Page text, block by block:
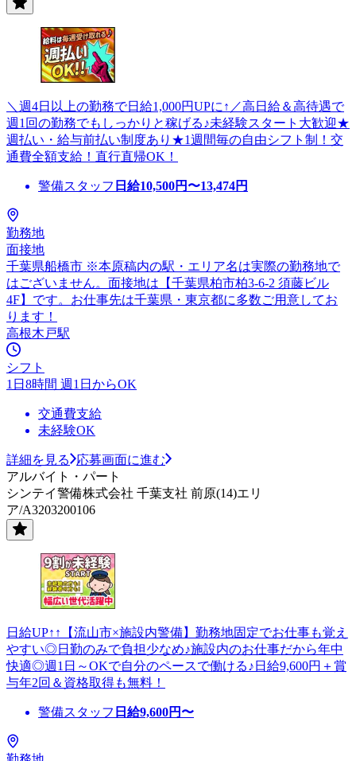
＼週4日以上の勤務で日給1,000円UPに↑／高日給＆高待遇で
週1回の勤務でもしっかりと稼げる♪未経験スタート大歓迎★
週払い・給与前払い制度あり★1週間毎の自由シフト制！交
通費全額支給！直行直帰OK！
警備スタッフ 日給10,500円〜13,474円
勤務地
面接地
千葉県船橋市 ※本原稿内の駅・エリア名は実際の勤務地で
はございません。面接地は【千葉県柏市柏3-6-2 須藤ビル
4F】です。お仕事先は千葉県・東京都に多数ご用意してお
ります！
高根木戸駅
シフト
1日8時間 週1日からOK
交通費支給
未経験OK
詳細を見る
応募画面に進む
アルバイト・パート
シンテイ警備株式会社 千葉支社 前原(14)エリ
ア/A3203200106
日給UP↑↑【流山市×施設内警備】勤務地固定でお仕事も覚え
やすい◎日勤のみで負担少なめ♪施設内のお仕事だから年中
快適◎週1日～OKで自分のペースで働ける♪日給9,600円＋賞
与年2回＆資格取得も無料！
警備スタッフ 日給9,600円〜